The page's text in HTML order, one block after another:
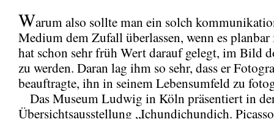
Warum also sollte man ein solch
Medium dem Zufall überlassen, wenn es planbar
hat schon sehr früh Wert darauf gelegt, im Bild
zu werden. Daran lag ihm so sehr, dass er
beauftragte, ihn in seinem Lebensumfeld zu
Das Museum Ludwig in Köln präsentiert in
Übersichtsausstellung „Ichundichundich.